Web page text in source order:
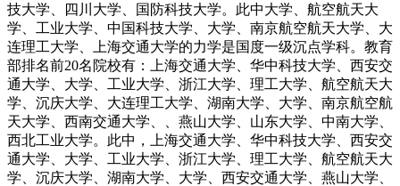
技大学、四川大学、国防科技大学。此中大学、航空航天大
学、工业大学、中国科技大学、大学、南京航空航天大学、大
连理工大学、上海交通大学的力学是国度一级沉点学科。教育
部排名前20名院校有：上海交通大学、华中科技大学、西安交
通大学、大学、工业大学、浙江大学、理工大学、航空航天大
学、沉庆大学、大连理工大学、湖南大学、大学、南京航空航
天大学、西南交通大学、、燕山大学、山东大学、中南大学、
西北工业大学。此中，上海交通大学、华中科技大学、西安交
通大学、大学、工业大学、浙江大学、理工大学、航空航天大
学、沉庆大学、湖南大学、大学、西安交通大学、燕山大学、